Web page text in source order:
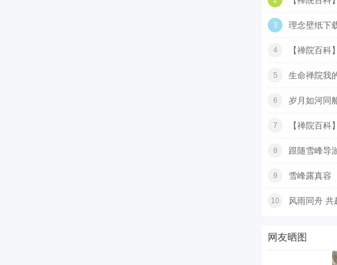
3 理念壁纸下
4 【禅院百科
5 生命禅院我
6 岁月如河同
7 【禅院百
8 跟随雪峰导
9 雪峰露真容
10 风雨同舟
网友晒图